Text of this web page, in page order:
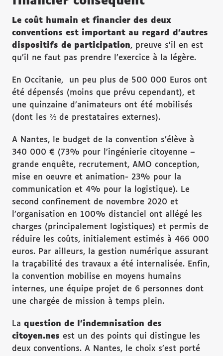
Le coût humain et financier des deux
conventions est important au regard d’autres
dispositifs de participation, preuve s’il en est
qu’il ne faut pas prendre l’exercice à la légère.
En Occitanie, un peu plus de 500 000 Euros ont
été dépensés (moins que prévu cependant), et
une quinzaine d’animateurs ont été mobilisés
(dont les ⅔ de prestataires externes).
A Nantes, le budget de la convention s’élève à
340 000 € (73% pour l’ingénierie citoyenne –
grande enquête, recrutement, AMO conception,
mise en oeuvre et animation- 23% pour la
communication et 4% pour la logistique). Le
second confinement de novembre 2020 et
l’organisation en 100% distanciel ont allégé les
charges (principalement logistiques) et permis de
réduire les coûts, initialement estimés à 466 000
euros. Par ailleurs, la gestion numérique assurant
la traçabilité des travaux a été internalisée. Enfin,
la convention mobilise en moyens humains
internes, une équipe projet de 6 personnes dont
une chargée de mission à temps plein.
La question de l’indemnisation des
citoyen.nes est un des points qui distingue les
deux conventions. A Nantes, le choix s’est porté